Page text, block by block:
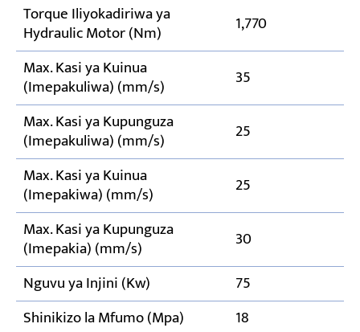
Torque Iliyokadiriwa ya
Hydraulic Motor (Nm)
1,770
Max. Kasi ya Kuinua
(Imepakuliwa) (mm/s)
35
Max. Kasi ya Kupunguza
(Imepakuliwa) (mm/s)
25
Max. Kasi ya Kuinua
(Imepakiwa) (mm/s)
25
Max. Kasi ya Kupunguza
(Imepakia) (mm/s)
30
Nguvu ya Injini (Kw)
75
Shinikizo la Mfumo (Mpa)
18